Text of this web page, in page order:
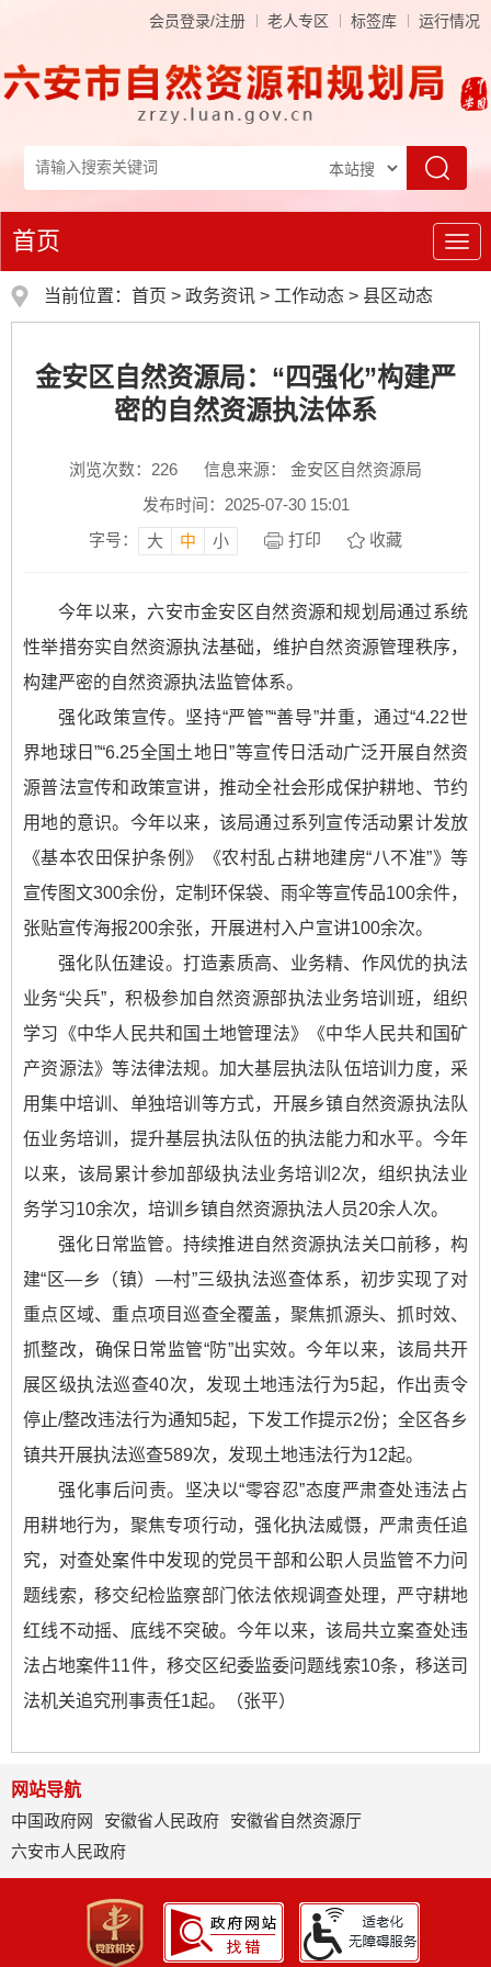
会员登录/注册 老人专区 标签库 运行情况
导
首页
当前位置： 首页 > 政务资讯 > 工作动态 > 县区动态
金安区自然资源局：“四强化”构建严
密的自然资源执法体系
浏览次数： 226
信息来源： 金安区自然资源局
发布时间：2025-07-30 15:01
字号：
大 中 小 打印 收藏
今年以来，六安市金安区自然资源和规划局通过系统
性举措夯实自然资源执法基础，维护自然资源管理秩序，
构建严密的自然资源执法监管体系。
强化政策宣传。坚持“严管”“善导”并重，通过“4.22世
界地球日”“6.25全国土地日”等宣传日活动广泛开展自然资
源普法宣传和政策宣讲，推动全社会形成保护耕地、节约
用地的意识。今年以来，该局通过系列宣传活动累计发放
《基本农田保护条例》《农村乱占耕地建房“八不准”》等
宣传图文300余份，定制环保袋、雨伞等宣传品100余件，
张贴宣传海报200余张，开展进村入户宣讲100余次。
强化队伍建设。打造素质高、业务精、作风优的执法
业务“尖兵”，积极参加自然资源部执法业务培训班，组织
学习《中华人民共和国土地管理法》《中华人民共和国矿
产资源法》等法律法规。加大基层执法队伍培训力度，采
用集中培训、单独培训等方式，开展乡镇自然资源执法队
伍业务培训，提升基层执法队伍的执法能力和水平。今年
以来，该局累计参加部级执法业务培训2次，组织执法业
务学习10余次，培训乡镇自然资源执法人员20余人次。
强化日常监管。持续推进自然资源执法关口前移，构
建“区—乡（镇）—村”三级执法巡查体系，初步实现了对
重点区域、重点项目巡查全覆盖，聚焦抓源头、抓时效、
抓整改，确保日常监管“防”出实效。今年以来，该局共开
展区级执法巡查40次，发现土地违法行为5起，作出责令
停止/整改违法行为通知5起，下发工作提示2份；全区各乡
镇共开展执法巡查589次，发现土地违法行为12起。
强化事后问责。坚决以“零容忍”态度严肃查处违法占
用耕地行为，聚焦专项行动，强化执法威慑，严肃责任追
究，对查处案件中发现的党员干部和公职人员监管不力问
题线索，移交纪检监察部门依法依规调查处理，严守耕地
红线不动摇、底线不突破。今年以来，该局共立案查处违
法占地案件11件，移交区纪委监委问题线索10条，移送司
法机关追究刑事责任1起。（张平）
网站导航
中国政府网
安徽省人民政府
安徽省自然资源厅
六安市人民政府